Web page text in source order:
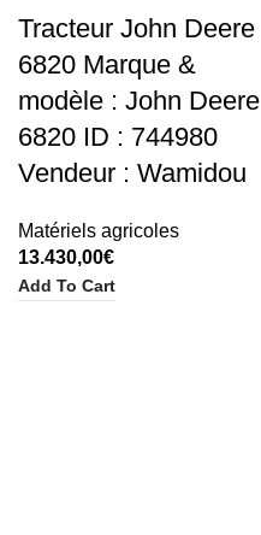
Tracteur John Deere
6820 Marque &
modèle : John Deere
6820 ID : 744980
Vendeur : Wamidou
Matériels agricoles
13.430,00€
Add To Cart